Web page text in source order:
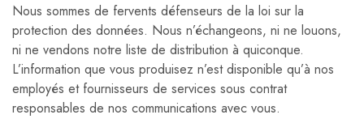
Nous sommes de fervents défenseurs de la loi sur la
protection des données. Nous n’échangeons, ni ne louons,
ni ne vendons notre liste de distribution à quiconque.
L’information que vous produisez n’est disponible qu’à nos
employés et fournisseurs de services sous contrat
responsables de nos communications avec vous.